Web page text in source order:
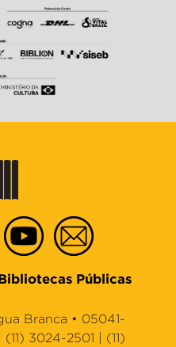
Públicas
Branca • 05041-
3024-2501 | (11)